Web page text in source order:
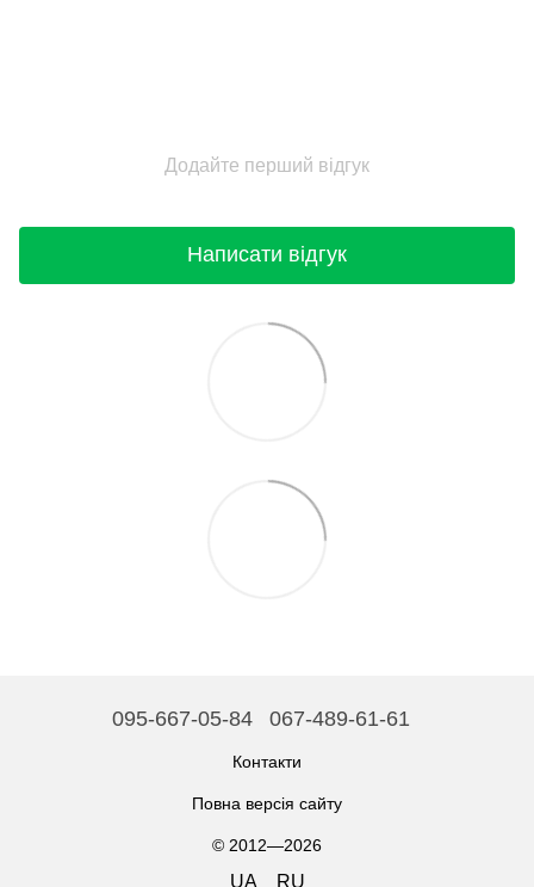
Додайте перший відгук
Написати відгук
095-667-05-84 067-489-61-61
Контакти
Повна версія сайту
© 2012—2026
UA RU